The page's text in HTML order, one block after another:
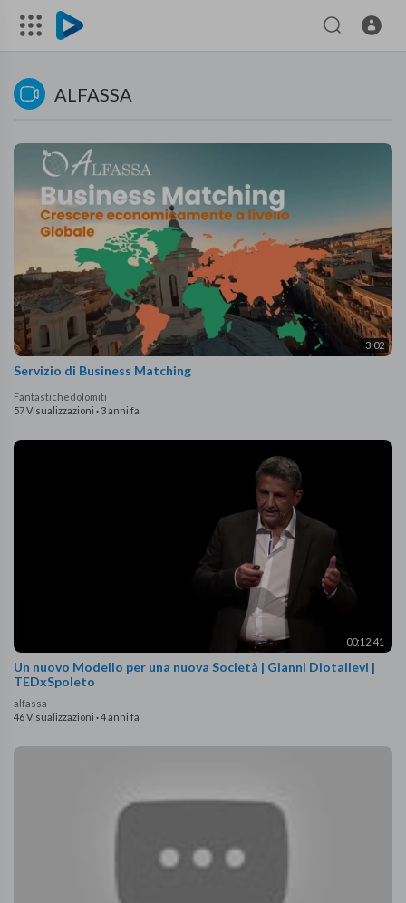
ALFASSA
3:02
Servizio di Business Matching
Fantastichedolomiti
57 Visualizzazioni · 3 anni fa
00:12:41
Un nuovo Modello per una nuova Società | Gianni Diotallevi |
TEDxSpoleto
alfassa
46 Visualizzazioni ·4 anni fa